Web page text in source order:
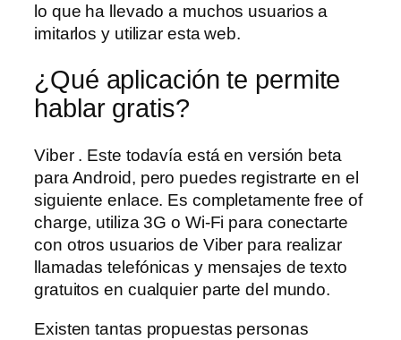
lo que ha llevado a muchos usuarios a
imitarlos y utilizar esta web.
¿Qué aplicación te permite
hablar gratis?
Viber . Este todavía está en versión beta
para Android, pero puedes registrarte en el
siguiente enlace. Es completamente free of
charge, utiliza 3G o Wi-Fi para conectarte
con otros usuarios de Viber para realizar
llamadas telefónicas y mensajes de texto
gratuitos en cualquier parte del mundo.
Existen tantas propuestas personas